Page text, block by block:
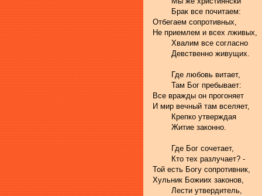
	Брак все почитаем:
Отбегаем сопротивных,
Не приемлем и всех лживых,
	Хвалим все согласно
	Девственно живущих.
	Где любовь витает,
	Там Бог пребывает:
Все вражды он прогоняет
И мир вечный там вселяет,
	Крепко утверждая
	Житие законно.
	Где Бог сочетает,
	Кто тех разлучает? -
Той есть Богу сопротивник,
Хульник Божиих законов,
	Лести утвердитель,